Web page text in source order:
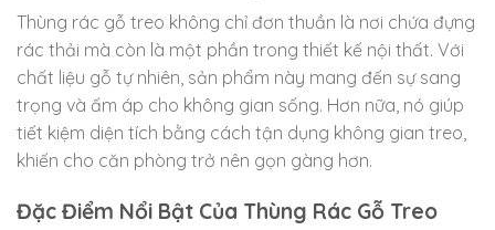
Thùng rác gỗ treo không chỉ đơn thuần là nơi chứa đựng
rác thải mà còn là một phần trong thiết kế nội thất. Với
chất liệu gỗ tự nhiên, sản phẩm này mang đến sự sang
trọng và ấm áp cho không gian sống. Hơn nữa, nó giúp
tiết kiệm diện tích bằng cách tận dụng không gian treo,
khiến cho căn phòng trở nên gọn gàng hơn.
Đặc Điểm Nổi Bật Của Thùng Rác Gỗ Treo